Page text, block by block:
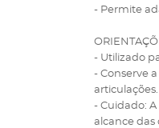
- Permite
- Utilizado
- Conserve
articulações.
- Cuidado:
alcance das